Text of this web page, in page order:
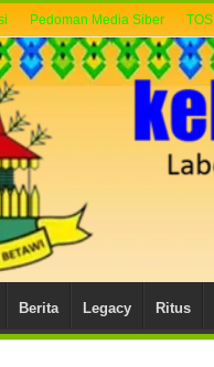
Pedoman Media Siber TOS
Berita Legacy Ritus